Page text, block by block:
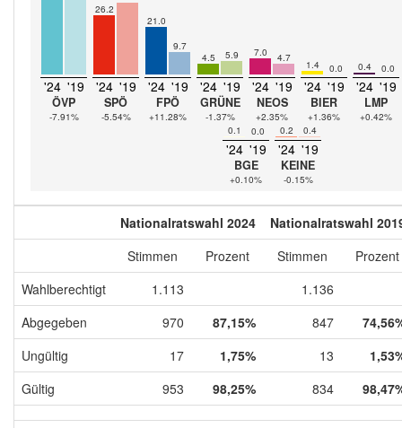
'24 '19
ÖVP
-7.91%
26.2
'24 '19
SPÖ
-5.54%
21.0
9.7
'24 '19
FPÖ
+11.28%
4.5 5.9
'24 '19
GRÜNE
-1.37%
7.0 4.7
'24 '19
NEOS
+2.35%
1.4 0.0
'24 '19
BIER
+1.36%
0.4 0.0
'24 '19
LMP
+0.42%
0.1
0.0
'24 '19
BGE
+0.10%
0.2 0.4
'24 '19
KEINE
-0.15%
Nationalratswahl 2024
Nationalratswahl
Stimmen
Prozent Stimmen
Prozent
Wahlberechtigt
1.113
1.136
Abgegeben
970 87,15% 847
Ungültig
17 1,75% 13
Gültig
953 98,25% 834